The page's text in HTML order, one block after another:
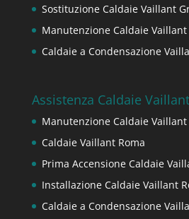
Sostituzione Caldaie Vaillant
Manutenzione Caldaie
Caldaie a Condensazione
Assistenza Caldaie
Manutenzione Caldaie Vaillant
Caldaie Vaillant Roma
Prima Accensione Caldaie
Installazione Caldaie Vaillant
Caldaie a Condensazione